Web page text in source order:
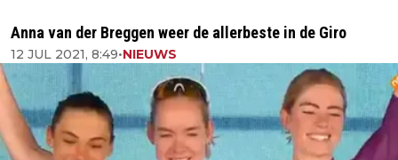
Anna van der Breggen weer de allerbeste in de Giro
12 JUL 2021, 8:49•NIEUWS